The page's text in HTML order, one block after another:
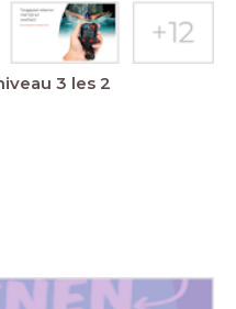
3 les 2